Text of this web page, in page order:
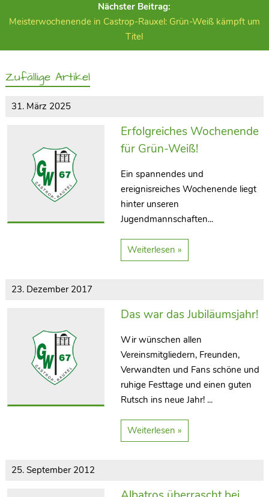
Nächster Beitrag:
Meisterwochenende in Castrop-Rauxel: Grün-Weiß kämpft um
Titel
Zufällige Artikel
31. März 2025
Erfolgreiches Wochenende
für Grün-Weiß!
Ein spannendes und
ereignisreiches Wochenende liegt
hinter unseren
Jugendmannschaften...
Weiterlesen »
23. Dezember 2017
Das war das Jubiläumsjahr!
Wir wünschen allen
Vereinsmitgliedern, Freunden,
Verwandten und Fans schöne und
ruhige Festtage und einen guten
Rutsch ins neue Jahr! ...
Weiterlesen »
25. September 2012